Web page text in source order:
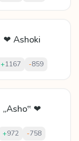
❤ Ashoki
+1167 -859
„Asho‟ ❤
+972 -758